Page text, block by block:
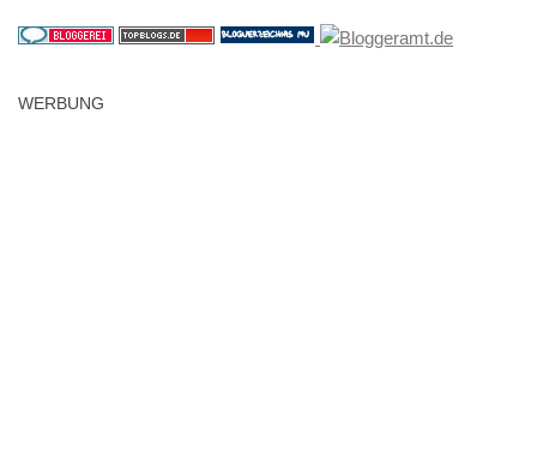
WERBUNG